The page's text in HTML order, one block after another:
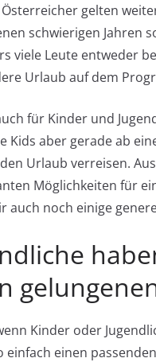
gelten
schwierigen Jahren
viele Leute entweder
Urlaub auf dem
für Kinder und
Kids aber gerade ab
Urlaub verreisen.
Möglichkeiten für
auch noch einige
Kinder oder
einfach einen